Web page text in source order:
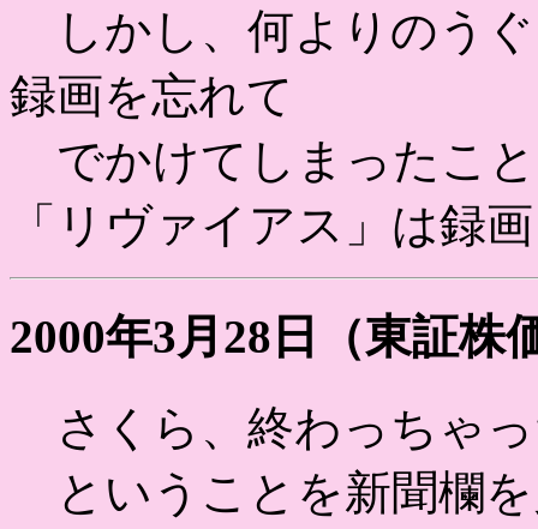
しかし、何よりのう
録画を忘れて
でかけてしまったこ
「リヴァイアス」は録
2000年3月28日（東証株
さくら、終わっちゃ
ということを新聞欄